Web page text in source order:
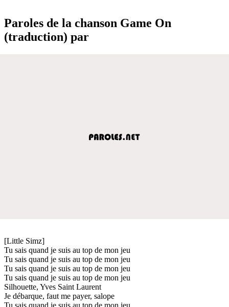
Paroles de la chanson Game On
(traduction) par
[Little Simz]
Tu sais quand je suis au top de mon jeu
Tu sais quand je suis au top de mon jeu
Tu sais quand je suis au top de mon jeu
Tu sais quand je suis au top de mon jeu
Silhouette, Yves Saint Laurent
Je débarque, faut me payer, salope
Tu sais quand je suis au top de mon jeu